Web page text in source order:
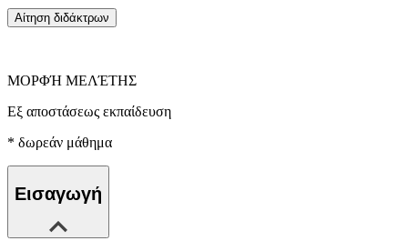
Αίτηση διδάκτρων
ΜΟΡΦΉ ΜΕΛΈΤΗΣ
Εξ αποστάσεως εκπαίδευση
* δωρεάν μάθημα
Εισαγωγή